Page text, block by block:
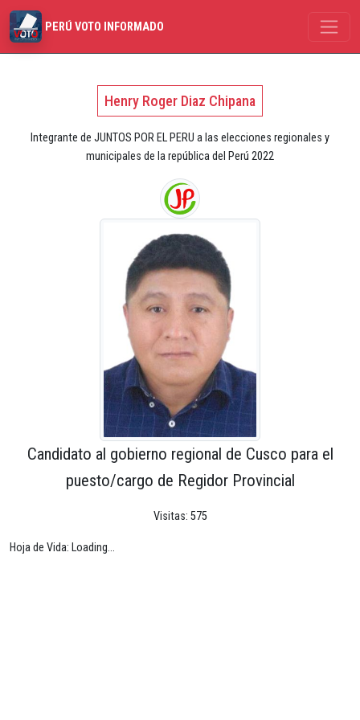
PERÚ VOTO INFORMADO
Henry Roger Diaz Chipana
Integrante de JUNTOS POR EL PERU a las elecciones regionales y
municipales de la república del Perú 2022
Candidato al gobierno regional de Cusco para el
puesto/cargo de Regidor Provincial
Visitas: 575
Hoja de Vida: Loading...